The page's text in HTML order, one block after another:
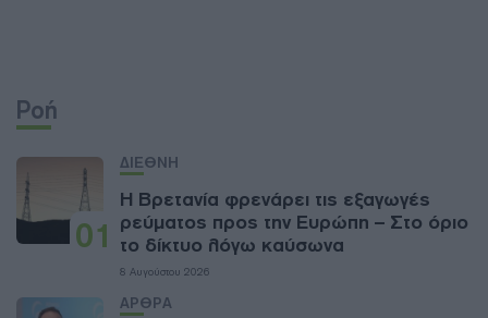
Ροή
01
ΔΙΕΘΝΗ
Η Βρετανία φρενάρει τις εξαγωγές
ρεύματος προς την Ευρώπη – Στο όριο
το δίκτυο λόγω καύσωνα
8 Αυγούστου 2026
ΑΡΘΡΑ